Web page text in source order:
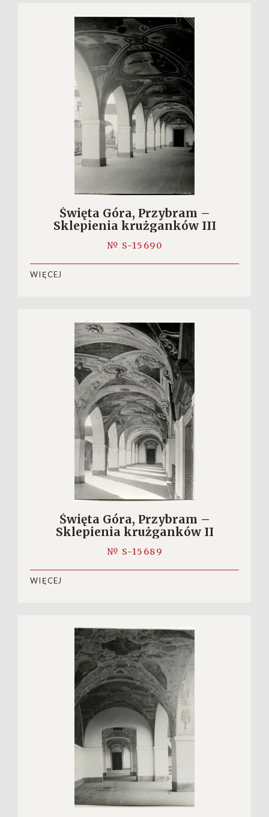
Święta Góra, Przybram –
Sklepienia krużganków III
№ S-15690
WIĘCEJ
Święta Góra, Przybram –
Sklepienia krużganków II
№ S-15689
WIĘCEJ